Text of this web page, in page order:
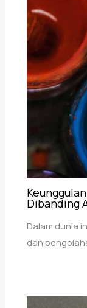
Dibanding
Dalam dunia
dan